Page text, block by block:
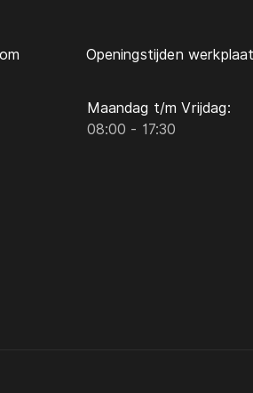
Openingstijden
Maandag t/m Vrijdag:
08:00 - 17:30